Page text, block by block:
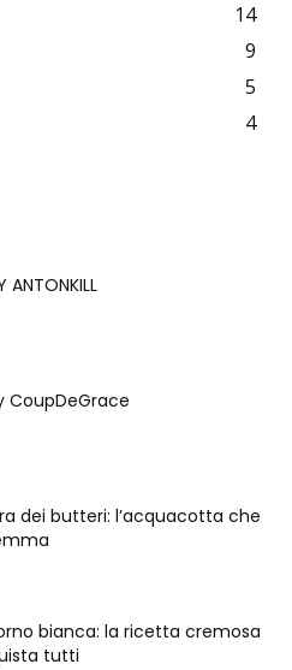
14
9
5
4
ANTONKILL
CoupDeGrace
dei butteri: l’acquacotta che
bianca: la ricetta cremosa
tutti